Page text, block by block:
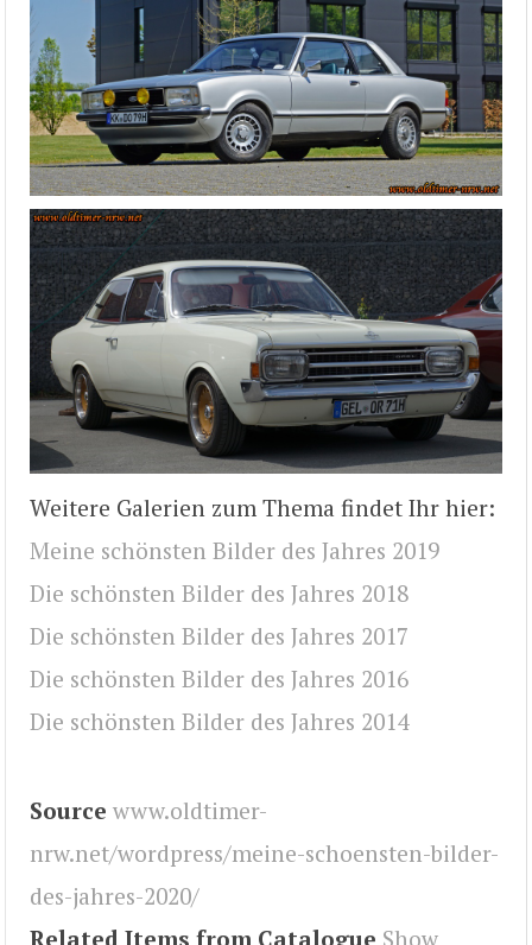
Weitere Galerien zum Thema findet Ihr hier:
Meine schönsten Bilder des Jahres 2019
Die schönsten Bilder des Jahres 2018
Die schönsten Bilder des Jahres 2017
Die schönsten Bilder des Jahres 2016
Die schönsten Bilder des Jahres 2014
Source www.oldtimer-
nrw.net/wordpress/meine-schoensten-bilder-
des-jahres-2020/
Related Items from Catalogue Show